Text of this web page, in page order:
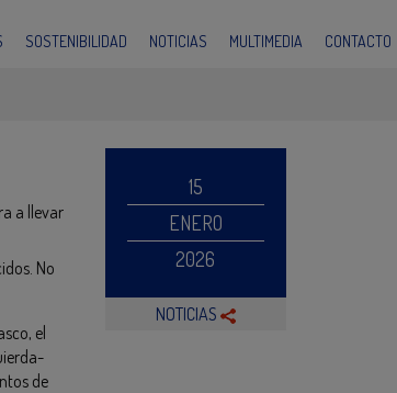
SOSTENIBILIDAD NOTICIAS MULTIMEDIA CONTACTO
a llevar
No
el
de
15
ENERO
2026
NOTICIAS